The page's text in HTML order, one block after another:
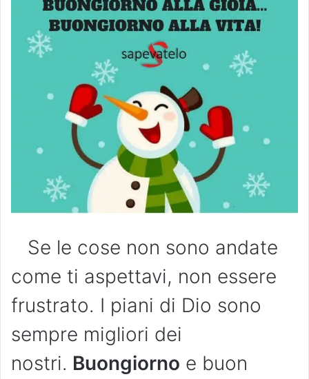
Se le cose non sono andate
come ti aspettavi, non essere
frustrato. I piani di Dio sono
sempre migliori dei
nostri. Buongiorno e buon